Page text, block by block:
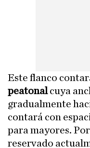
Este flanco
peatonalcuya
gradualmente
contará con
para mayores.
reservado